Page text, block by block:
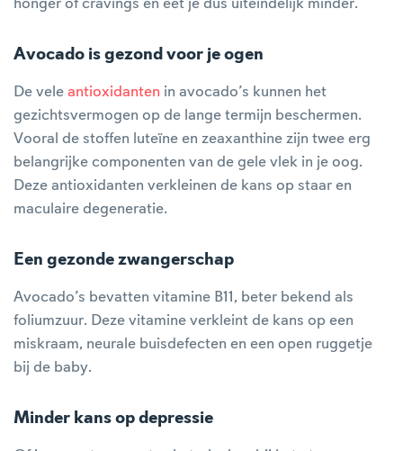
honger of cravings en eet je dus uiteindelijk minder.
Avocado is gezond voor je ogen
De vele antioxidanten in avocado’s kunnen het
gezichtsvermogen op de lange termijn beschermen.
Vooral de stoffen luteïne en zeaxanthine zijn twee erg
belangrijke componenten van de gele vlek in je oog.
Deze antioxidanten verkleinen de kans op staar en
maculaire degeneratie.
Een gezonde zwangerschap
Avocado’s bevatten vitamine B11, beter bekend als
foliumzuur. Deze vitamine verkleint de kans op een
miskraam, neurale buisdefecten en een open ruggetje
bij de baby.
Minder kans op depressie